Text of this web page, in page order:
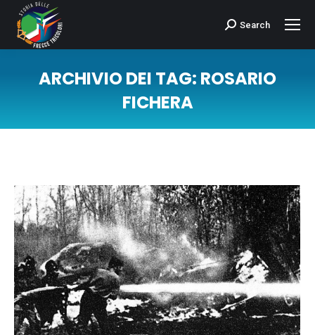
Cerca:Search
ARCHIVIO DEI TAG: ROSARIO
FICHERA